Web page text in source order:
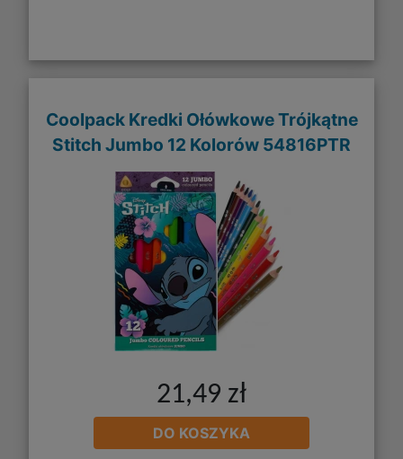
Coolpack Kredki Ołówkowe Trójkątne
Stitch Jumbo 12 Kolorów 54816PTR
21,49 zł
DO KOSZYKA